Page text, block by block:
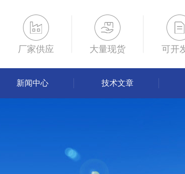
厂家供应 大量现货 可开
新闻中心 技术文章